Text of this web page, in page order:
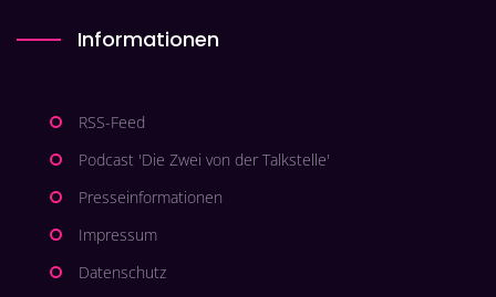
Informationen
RSS-Feed
Podcast 'Die Zwei von der Talkstelle'
Presseinformationen
Impressum
Datenschutz